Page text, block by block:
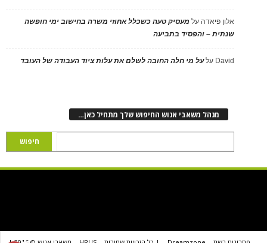
אלון פיאדה על מעסיק טעה כשכלל אחוזי משרה בחישוב ימי חופשה
שנתית – והפסיד בתביעה
David עלעל מי חלה החובה לשלם את עלות ציוד העבודה של העובד
מנהל משאבי אנוש החיפוש שלך מתחיל כאן…